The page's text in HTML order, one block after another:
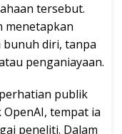
tersebut.
menetapkan
bunuh diri, tanpa
penganiayaan.
publik
tempat ia
peneliti. Dalam